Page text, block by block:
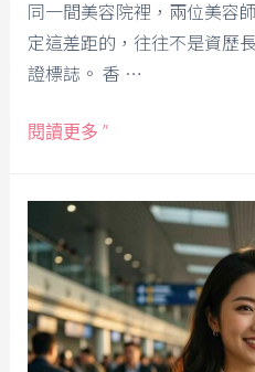
同一間美容院裡，兩位美容
定這差距的，往往不是資歷
證標誌。 香 …
閱讀更多 ”